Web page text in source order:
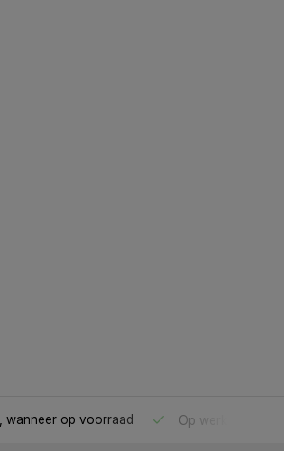
, wanneer op voorraad Op werkdagen